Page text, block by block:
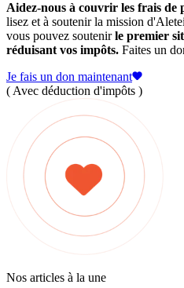
Aidez-nous à couvrir les frais de
lisez et à soutenir la mission
vous pouvez soutenirle premier
réduisant vos impôts. Faites un
Je fais un don maintenant
( Avec déduction d'impôts )
Nos articles à la une